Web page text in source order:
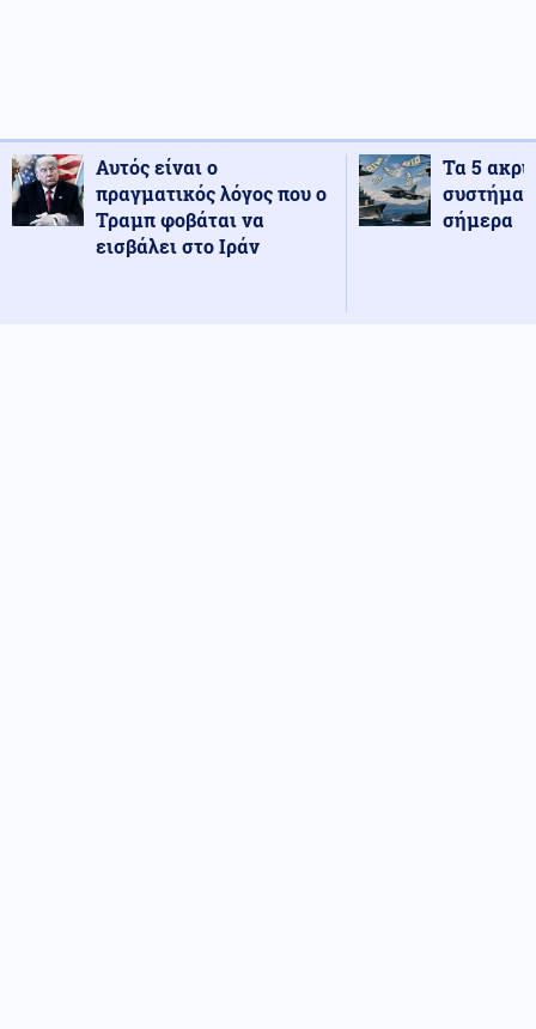
Αυτός είναι ο
πραγματικός λόγος που ο
Τραμπ φοβάται να
εισβάλει στο Ιράν
Τα 5
σήμερα